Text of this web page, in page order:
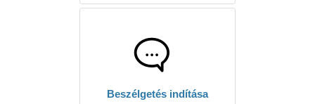
Beszélgetés indítása